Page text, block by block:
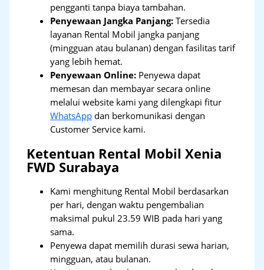
pengganti tanpa biaya tambahan.
Penyewaan Jangka Panjang: Tersedia
layanan Rental Mobil jangka panjang
(mingguan atau bulanan) dengan fasilitas tarif
yang lebih hemat.
Penyewaan Online: Penyewa dapat
memesan dan membayar secara online
melalui website kami yang dilengkapi fitur
WhatsApp dan berkomunikasi dengan
Customer Service kami.
Ketentuan Rental Mobil Xenia
FWD Surabaya
Kami menghitung Rental Mobil berdasarkan
per hari, dengan waktu pengembalian
maksimal pukul 23.59 WIB pada hari yang
sama.
Penyewa dapat memilih durasi sewa harian,
mingguan, atau bulanan.